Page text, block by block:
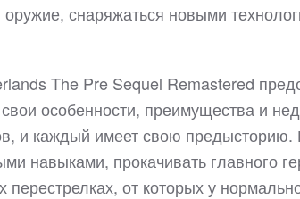
снаряжаться новыми
The Pre Sequel Remastered
особенности, преимущества и
и каждый имеет свою
навыками, прокачивать главного
перестрелках, от которых у